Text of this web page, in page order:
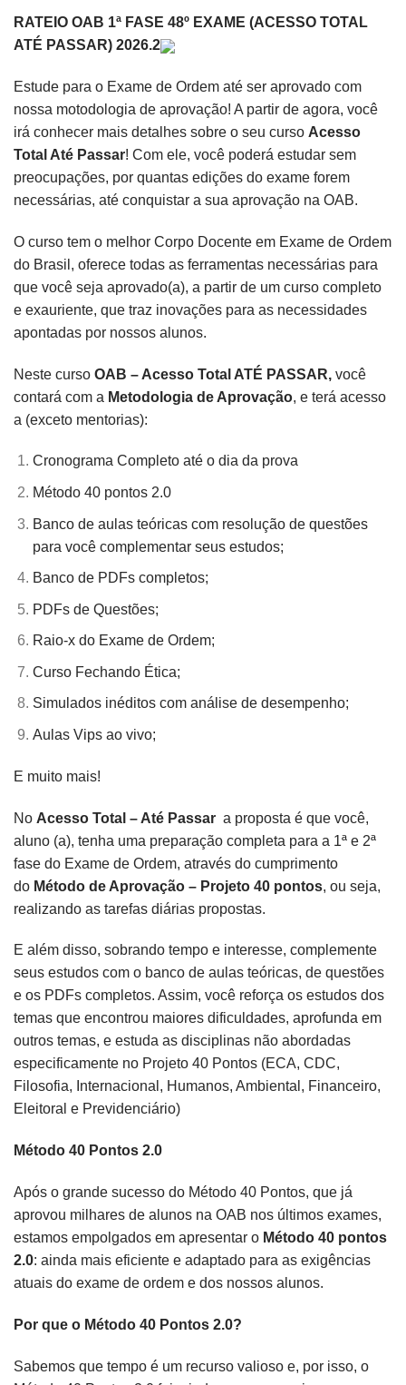
RATEIO OAB 1ª FASE 48º EXAME (ACESSO TOTAL
ATÉ PASSAR) 2026.2
Estude para o Exame de Ordem até ser aprovado com
nossa motodologia de aprovação! A partir de agora, você
irá conhecer mais detalhes sobre o seu curso Acesso
Total Até Passar! Com ele, você poderá estudar sem
preocupações, por quantas edições do exame forem
necessárias, até conquistar a sua aprovação na OAB.
O curso tem o melhor Corpo Docente em Exame de Ordem
do Brasil, oferece todas as ferramentas necessárias para
que você seja aprovado(a), a partir de um curso completo
e exauriente, que traz inovações para as necessidades
apontadas por nossos alunos.
Neste curso OAB – Acesso Total ATÉ PASSAR, você
contará com a Metodologia de Aprovação, e terá acesso
a (exceto mentorias):
Cronograma Completo até o dia da prova
Método 40 pontos 2.0
Banco de aulas teóricas com resolução de questões
para você complementar seus estudos;
Banco de PDFs completos;
PDFs de Questões;
Raio-x do Exame de Ordem;
Curso Fechando Ética;
Simulados inéditos com análise de desempenho;
Aulas Vips ao vivo;
E muito mais!
No Acesso Total – Até Passar a proposta é que você,
aluno (a), tenha uma preparação completa para a 1ª e 2ª
fase do Exame de Ordem, através do cumprimento
do Método de Aprovação – Projeto 40 pontos, ou seja,
realizando as tarefas diárias propostas.
E além disso, sobrando tempo e interesse, complemente
seus estudos com o banco de aulas teóricas, de questões
e os PDFs completos. Assim, você reforça os estudos dos
temas que encontrou maiores dificuldades, aprofunda em
outros temas, e estuda as disciplinas não abordadas
especificamente no Projeto 40 Pontos (ECA, CDC,
Filosofia, Internacional, Humanos, Ambiental, Financeiro,
Eleitoral e Previdenciário)
Método 40 Pontos 2.0
Após o grande sucesso do Método 40 Pontos, que já
aprovou milhares de alunos na OAB nos últimos exames,
estamos empolgados em apresentar o Método 40 pontos
2.0: ainda mais eficiente e adaptado para as exigências
atuais do exame de ordem e dos nossos alunos.
Por que o Método 40 Pontos 2.0?
Sabemos que tempo é um recurso valioso e, por isso, o